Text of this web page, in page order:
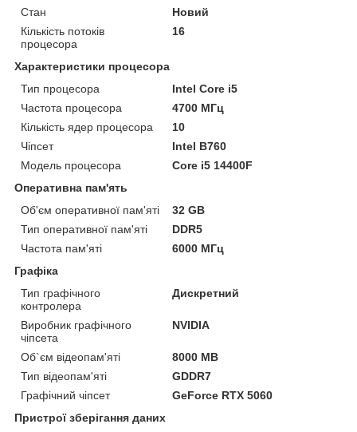
Стан
Новий
Кількість потоків
процесора
16
Характеристики процесора
Тип процесора
Intel Core i5
Частота процесора
4700 МГц
Кількість ядер процесора
10
Чіпсет
Intel B760
Модель процесора
Core i5 14400F
Оперативна пам'ять
Об'єм оперативної пам'яті
32 GB
Тип оперативної пам'яті
DDR5
Частота пам'яті
6000 МГц
Графіка
Тип графічного
контролера
Дискретний
Виробник графічного
чіпсета
NVIDIA
Об`єм відеопам'яті
8000 MB
Тип відеопам'яті
GDDR7
Графічний чіпсет
GeForce RTX 5060
Пристрої зберігання даних